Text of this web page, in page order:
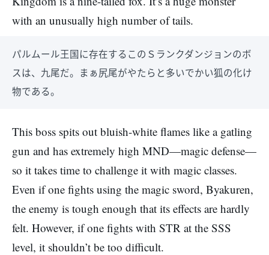
with an unusually high number of tails.
パルムール王国に存在するこのＳランクダンジョンのボ
スは、九尾だ。まぁ尻尾がやたらと多いでかい狐の化け
物である。
This boss spits out bluish-white flames like a gatling
gun and has extremely high MND—magic defense—
so it takes time to challenge it with magic classes.
Even if one fights using the magic sword, Byakuren,
the enemy is tough enough that its effects are hardly
felt. However, if one fights with STR at the SSS
level, it shouldn’t be too difficult.